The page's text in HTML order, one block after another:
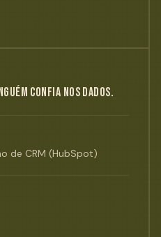
CONFIA NOS DADOS.
de CRM (HubSpot)